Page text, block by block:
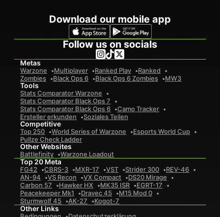
Download our mobile app
Follow us on socials
Metas
Warzone Multiplayer Ranked Play
Ranked
Zombies
Black Ops 6 Black Ops 6 Zombies MW3
Tools
Stats Comparator Warzone
Stats Comparator Black Ops 7
Stats Comparator Black Ops 6
Camo Tracker
Ersteller erkunden
Soziales Teilen
Competitive
Top 250 World Series of Warzone
Esports World Cup
Pullze Check Ladder
Other Websites
Battlefinity Warzone Loadout
Top 20 Meta
FG42 CBRS-3 MXR-17 VST Strider 300
REV-46
AN-94
VS Recon VX Compact
DS20 Mirage
Carbon 57
Hawker HX MK35 ISR
EGRT-17
Peacekeeper Mk1
Dravec 45
M15 Mod 0
Sturmwolf 45
AK-27 Kogot-7
Other Links